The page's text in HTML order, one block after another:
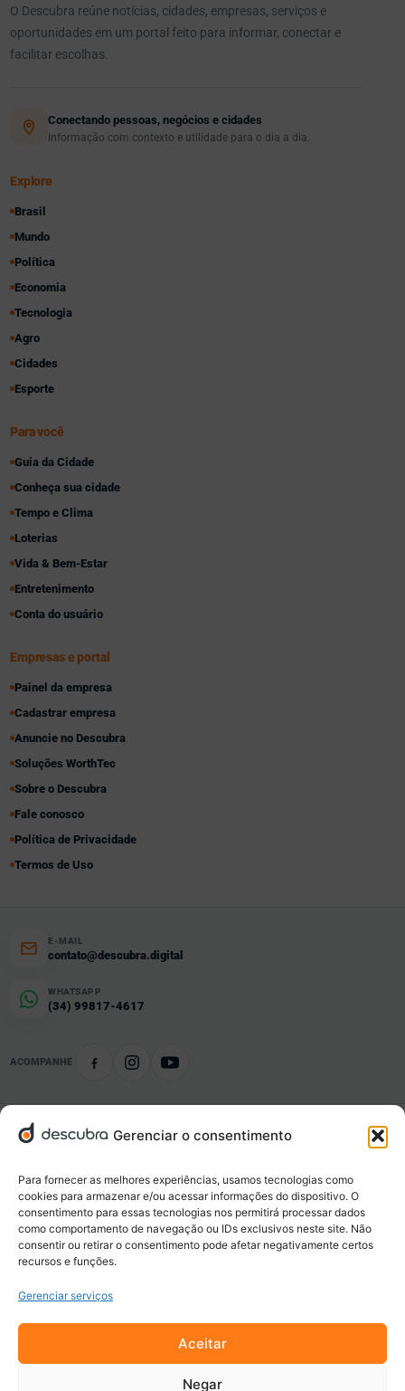
Gerenciar o consentimento
Para fornecer as melhores experiências, usamos tecnologias como
cookies para armazenar e/ou acessar informações do dispositivo. O
consentimento para essas tecnologias nos permitirá processar dados
como comportamento de navegação ou IDs exclusivos neste site. Não
consentir ou retirar o consentimento pode afetar negativamente certos
recursos e funções.
Gerenciar serviços
Aceitar
Negar
O Descubra reúne notícias, cidades, empresas, serviços e
oportunidades em um portal feito para informar, conectar e
facilitar escolhas.
Conectando pessoas, negócios e cidades
Informação com contexto e utilidade para o dia a dia.
Explore
Brasil
Mundo
Política
Economia
Tecnologia
Agro
Cidades
Esporte
Para você
Guia da Cidade
Conheça sua cidade
Tempo e Clima
Loterias
Vida & Bem-Estar
Entretenimento
Conta do usuário
Empresas e portal
Painel da empresa
Cadastrar empresa
Anuncie no Descubra
Soluções WorthTec
Sobre o Descubra
Fale conosco
Política de Privacidade
Termos de Uso
E-MAIL
contato@descubra.digital
WHATSAPP
(34) 99817-4617
ACOMPANHE
Conteúdo organizado
Negócios locais
Empresas, serviços, ofertas e novidades da sua cidade.
Eventos e oportunidades